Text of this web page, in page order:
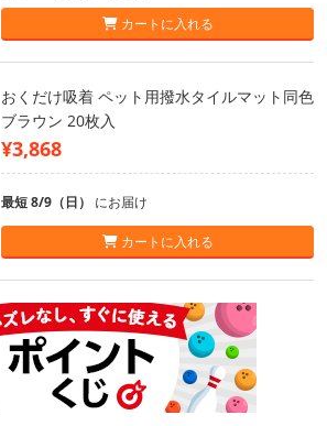
カートに入れる
おくだけ吸着 ペット用撥水タイルマット同色
ブラウン 20枚入
¥3,868
最短 8/9（日） にお届け
カートに入れる